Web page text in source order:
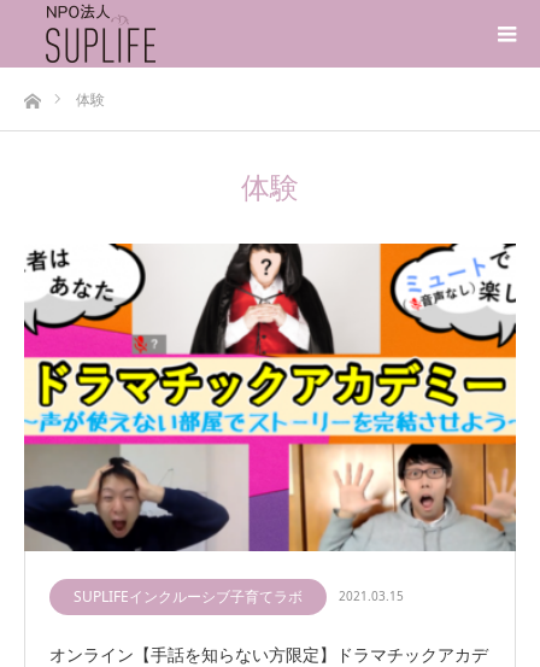
ホーム体験
体験
SUPLIFEインクルーシブ子育てラボ 2021.03.15
オンライン【手話を知らない方限定】ドラマチックアカデ